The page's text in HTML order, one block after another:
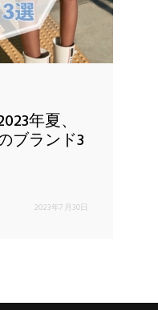
年夏、
ブランド3
2023年7月30日